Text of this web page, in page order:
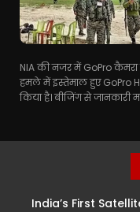
NIA की नजर में GoPro
हमले में इस्तेमाल हुए GoPro
किया है। बीजिंग से जानकारी
India’s First